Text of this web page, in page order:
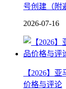
号创建（附
2026-07-16
【2026】
价格与评论